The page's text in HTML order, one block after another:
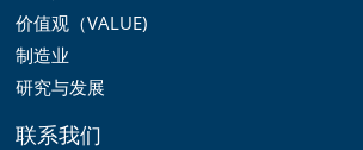
价值观（VALUE)
制造业
研究与发展
联系我们